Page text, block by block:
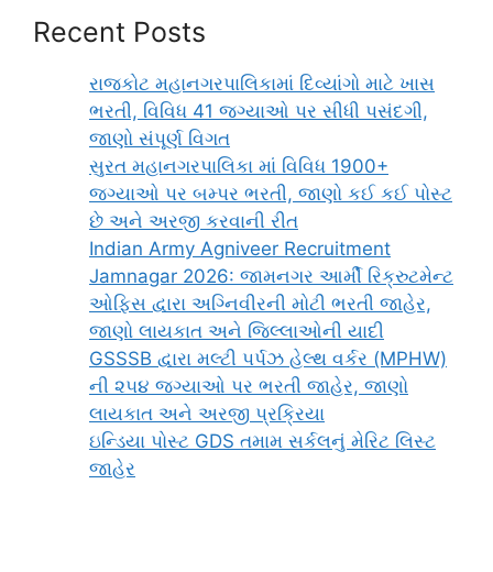
Recent Posts
રાજકોટ મહાનગરપાલિકામાં દિવ્યાંગો માટે ખાસ
ભરતી, વિવિધ 41 જગ્યાઓ પર સીધી પસંદગી,
જાણો સંપૂર્ણ વિગત
સુરત મહાનગરપાલિકા માં વિવિધ 1900+
જગ્યાઓ પર બમ્પર ભરતી, જાણો કઈ કઈ પોસ્ટ
છે અને અરજી કરવાની રીત
Indian Army Agniveer Recruitment
Jamnagar 2026: જામનગર આર્મી રિક્રુટમેન્ટ
ઓફિસ દ્વારા અગ્નિવીરની મોટી ભરતી જાહેર,
જાણો લાયકાત અને જિલ્લાઓની યાદી
GSSSB દ્વારા મલ્ટી પર્પઝ હેલ્થ વર્કર (MPHW)
ની ૨૫૪ જગ્યાઓ પર ભરતી જાહેર, જાણો
લાયકાત અને અરજી પ્રક્રિયા
ઇન્ડિયા પોસ્ટ GDS તમામ સર્કલનું મેરિટ લિસ્ટ
જાહેર